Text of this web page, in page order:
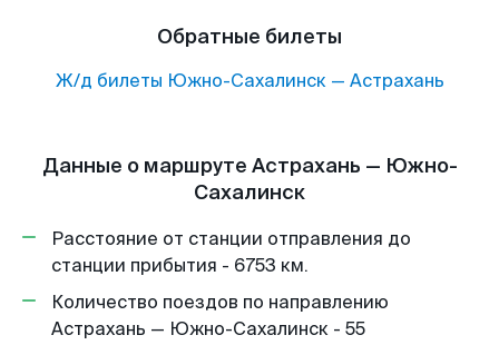
Обратные билеты
Ж/д билеты Южно-Сахалинск— Астрахань
Данные о маршруте Астрахань — Южно-
Сахалинск
Расстояние от станции отправления до
станции прибытия - 6753 км.
Количество поездов по направлению
Астрахань — Южно-Сахалинск - 55